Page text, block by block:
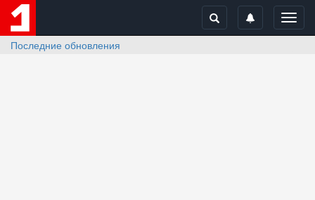
Последние обновления